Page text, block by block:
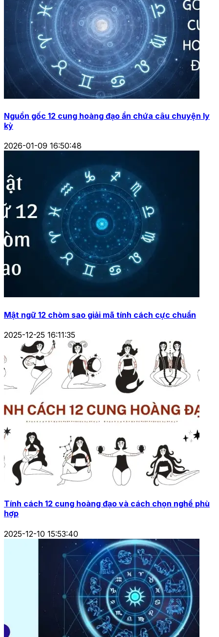
Nguồn gốc 12 cung hoàng đạo ẩn chứa câu chuyện ly
kỳ
2026-01-09 16:50:48
Mật ngữ 12 chòm sao giải mã tính cách cực chuẩn
2025-12-25 16:11:35
Tính cách 12 cung hoàng đạo và cách chọn nghề phù
hợp
2025-12-10 15:53:40